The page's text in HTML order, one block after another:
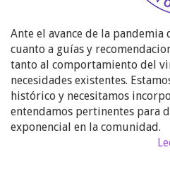
Ante el avance de la pandemia
cuanto a guías y
tanto al comportamiento del
necesidades existentes.
histórico y necesitamos
entendamos pertinentes para
exponencial en la comunidad.